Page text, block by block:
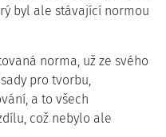
byl ale stávající normou
norma, už ze svého
pro tvorbu,
a to všech
což nebylo ale